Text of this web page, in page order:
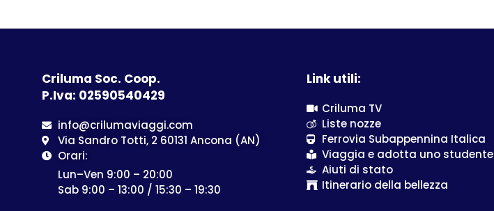
Criluma Soc. Coop.
P.Iva: 02590540429
info@crilumaviaggi.com
Via Sandro Totti, 2 60131 Ancona (AN)
Orari:
Lun–Ven 9:00 – 20:00
Sab 9:00 – 13:00 / 15:30 – 19:30
Link utili:
Criluma TV
Liste nozze
Ferrovia Subappennina Italica
Viaggia e adotta uno studente
Aiuti di stato
Itinerario della bellezza